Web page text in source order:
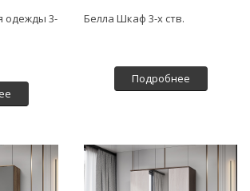
одежды 3-
Белла Шкаф 3-х ств.
Подробнее